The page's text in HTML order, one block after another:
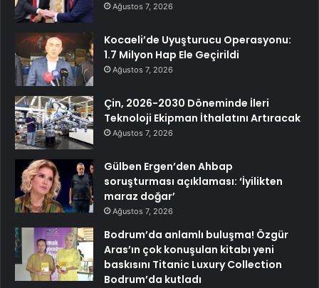
Ağustos 7, 2026
Kocaeli’de Uyuşturucu Operasyonu:
1.7 Milyon Hap Ele Geçirildi
Ağustos 7, 2026
Çin, 2026-2030 Döneminde İleri
Teknoloji Ekipman İthalatını Artıracak
Ağustos 7, 2026
Gülben Ergen’den Ahbap
soruşturması açıklaması: ‘İyilikten
maraz doğar’
Ağustos 7, 2026
Bodrum’da anlamlı buluşma! Özgür
Aras’ın çok konuşulan kitabı yeni
baskısını Titanic Luxury Collection
Bodrum’da kutladı